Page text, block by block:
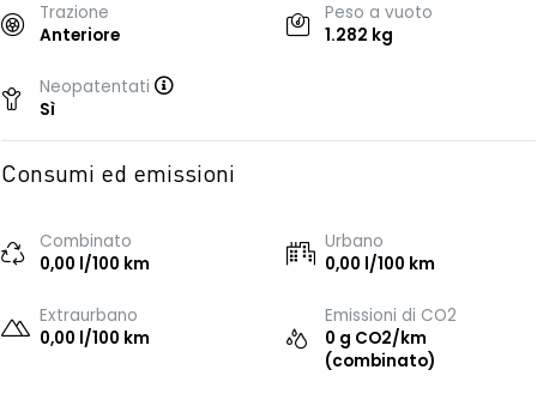
Trazione
Anteriore
Peso a vuoto
1.282 kg
Neopatentati
Sì
Consumi ed emissioni
Combinato
0,00 l/100 km
Urbano
0,00 l/100 km
Extraurbano
0,00 l/100 km
Emissioni di CO2
0 g CO2/km
(combinato)